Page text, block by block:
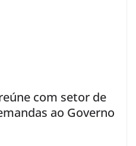
com setor de
ao Governo